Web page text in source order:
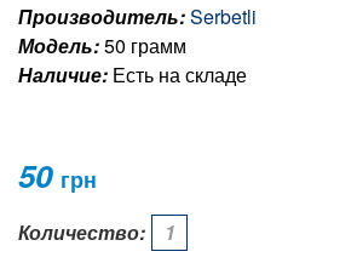
Производитель:Serbetli
Модель:50 грамм
Наличие: Есть на складе
50 грн
Количество: